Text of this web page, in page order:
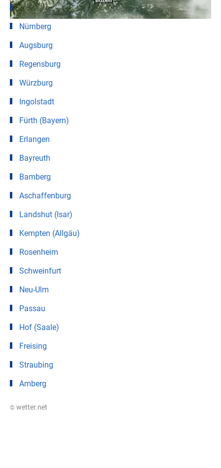
München
Nürnberg
Augsburg
Regensburg
Würzburg
Ingolstadt
Fürth (Bayern)
Erlangen
Bayreuth
Bamberg
Aschaffenburg
Landshut (Isar)
Kempten (Allgäu)
Rosenheim
Schweinfurt
Neu-Ulm
Passau
Hof (Saale)
Freising
Straubing
Amberg
© wetter.net